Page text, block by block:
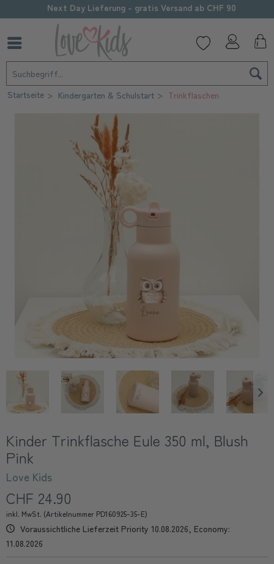
Next Day Lieferung - gratis Versand ab CHF 90
Startseite Kindergarten & Schulstart Trinkflaschen
Kinder Trinkflasche Eule 350 ml, Blush
Pink
Love Kids
CHF 24.90
inkl. MwSt. (Artikelnummer PD160925-35-E)
Voraussichtliche Lieferzeit Priority 10.08.2026, Economy:
11.08.2026